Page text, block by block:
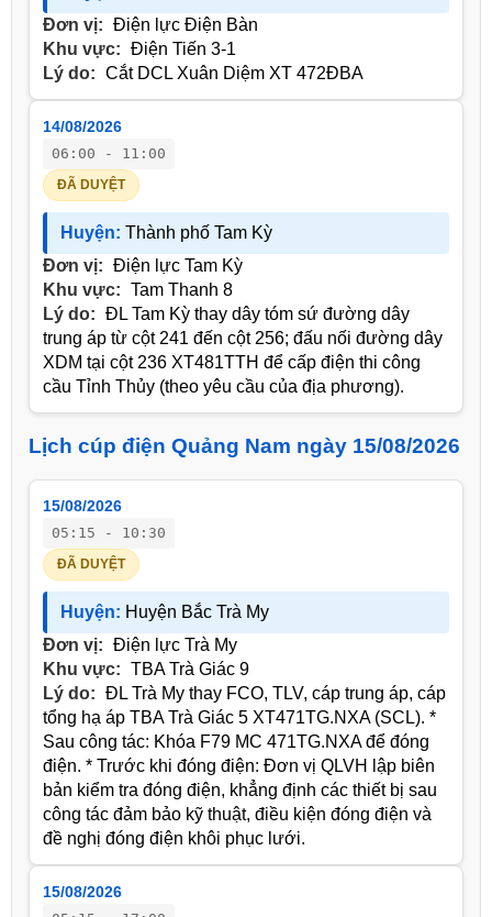
Đơn vị: Điện lực Điện Bàn
Khu vực: Điện Tiến 3-1
Lý do: Cắt DCL Xuân Diệm XT 472ĐBA
14/08/2026
06:00 - 11:00
ĐÃ DUYỆT
Huyện: Thành phố Tam Kỳ
Đơn vị: Điện lực Tam Kỳ
Khu vực: Tam Thanh 8
Lý do: ĐL Tam Kỳ thay dây tóm sứ đường dây
trung áp từ cột 241 đến cột 256; đấu nối đường dây
XDM tại cột 236 XT481TTH để cấp điện thi công
cầu Tỉnh Thủy (theo yêu cầu của địa phương).
Lịch cúp điện Quảng Nam ngày 15/08/2026
15/08/2026
05:15 - 10:30
ĐÃ DUYỆT
Huyện: Huyện Bắc Trà My
Đơn vị: Điện lực Trà My
Khu vực: TBA Trà Giác 9
Lý do: ĐL Trà My thay FCO, TLV, cáp trung áp, cáp
tổng hạ áp TBA Trà Giác 5 XT471TG.NXA (SCL). *
Sau công tác: Khóa F79 MC 471TG.NXA để đóng
điện. * Trước khi đóng điện: Đơn vị QLVH lập biên
bản kiểm tra đóng điện, khẳng định các thiết bị sau
công tác đảm bảo kỹ thuật, điều kiện đóng điện và
đề nghị đóng điện khôi phục lưới.
15/08/2026